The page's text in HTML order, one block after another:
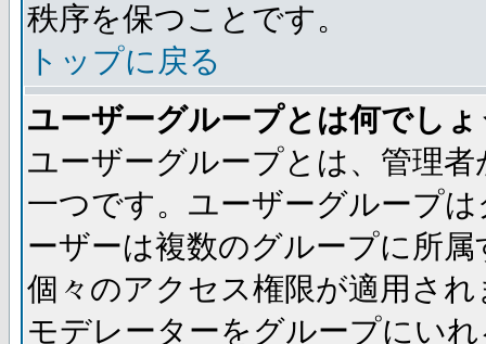
秩序を保つことです。
トップに戻る
ユーザーグループとは何でし
ユーザーグループとは、管理
一つです。ユーザーグループ
ーザーは複数のグループに所
個々のアクセス権限が適用さ
モデレーターをグループにい